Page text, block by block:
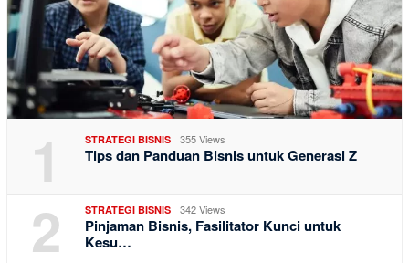
1 STRATEGI BISNIS 355 Views
Tips dan Panduan Bisnis untuk Generasi Z
2 STRATEGI BISNIS 342 Views
Pinjaman Bisnis, Fasilitator Kunci untuk
Kesu…